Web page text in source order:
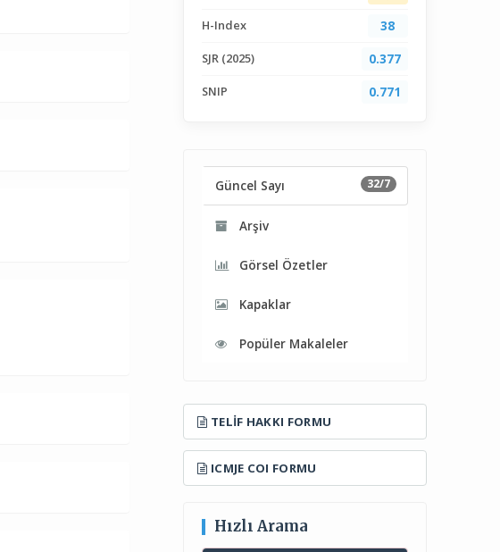
H-Index 38
SJR (2025) 0.377
SNIP 0.771
32/7
Güncel Sayı
Arşiv
Görsel Özetler
Kapaklar
Popüler Makaleler
TELIF HAKKI FORMU
ICMJE COI FORMU
Hızlı Arama